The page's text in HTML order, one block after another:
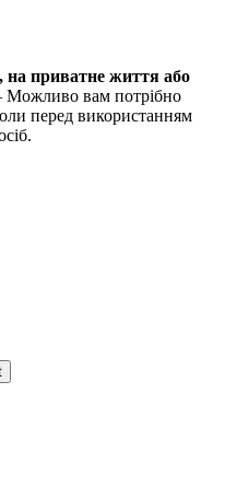
на приватне життя або
вам потрібно
перед використанням